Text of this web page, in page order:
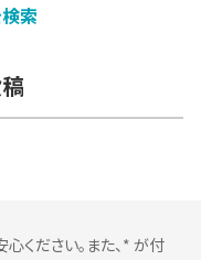
索
ください。また、* が付